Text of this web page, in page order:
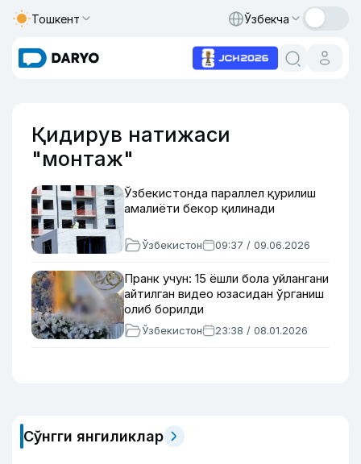
Тошкент Ўзбекча
Қидирув натижаси
"монтаж"
Ўзбекистонда параллел қурилиш
амалиёти бекор қилинади
Ўзбекистон 09:37 / 09.06.2026
Пранк учун: 15 ёшли бола уйлангани
айтилган видео юзасидан ўрганиш
олиб борилди
Ўзбекистон 23:38 / 08.01.2026
Сўнгги янгиликлар